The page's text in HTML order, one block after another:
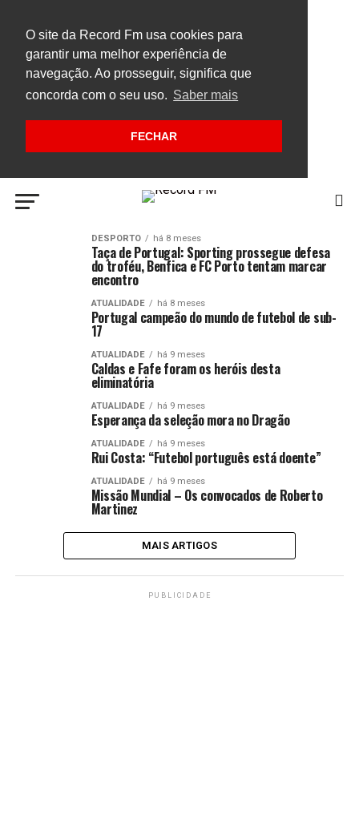
O site da Record Fm usa cookies para
garantir uma melhor experiência de
navegação. Ao prosseguir, significa que
concorda com o seu uso. Saber mais
FECHAR
DESPORTO há 8 meses
Taça de Portugal: Sporting prossegue defesa
do troféu, Benfica e FC Porto tentam marcar
encontro
ATUALIDADE há 8 meses
Portugal campeão do mundo de futebol de sub-
17
ATUALIDADE há 9 meses
Caldas e Fafe foram os heróis desta
eliminatória
ATUALIDADE há 9 meses
Esperança da seleção mora no Dragão
ATUALIDADE há 9 meses
Rui Costa: “Futebol português está doente”
ATUALIDADE há 9 meses
Missão Mundial – Os convocados de Roberto
Martinez
MAIS ARTIGOS
PUBLICIDADE